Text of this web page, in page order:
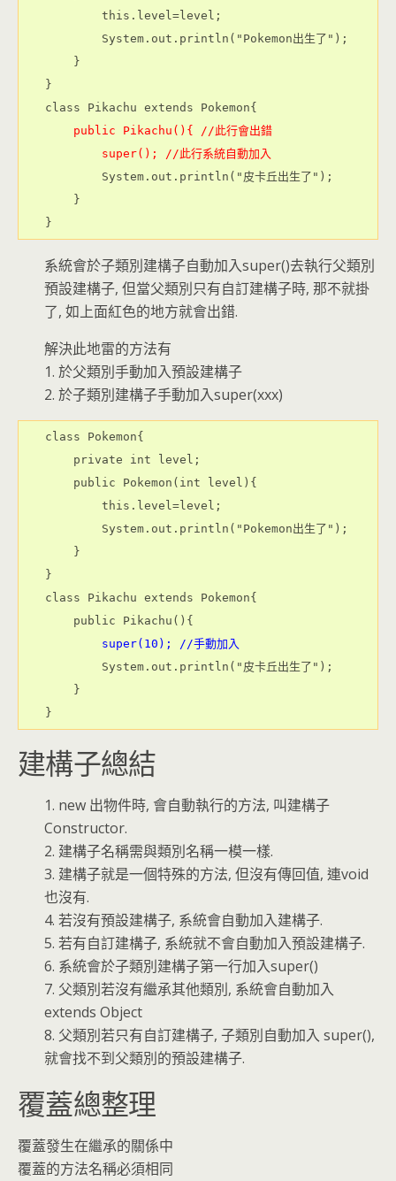
        this.level=level;
        System.out.println("Pokemon出生了");
    }
}
    public Pikachu(){ //此行會出錯
super(); //此行系統自動加入
        System.out.println("皮卡丘出生了");
    }
系統會於子類別建構子自動加入super()去執行父類別
預設建構子, 但當父類別只有自訂建構子時, 那不就掛
了, 如上面紅色的地方就會出錯.
解決此地雷的方法有
1. 於父類別手動加入預設建構子
2. 於子類別建構子手動加入super(xxx)
class Pokemon{
    private int level;
    public Pokemon(int level){
        this.level=level;
        System.out.println("Pokemon出生了");
    }
}
class Pikachu extends Pokemon{
    public Pikachu(){
super(10); //手動加入
        System.out.println("皮卡丘出生了");
    }
建構子總結
1. new 出物件時, 會自動執行的方法, 叫建構子
Constructor.
2. 建構子名稱需與類別名稱一模一樣.
3. 建構子就是一個特殊的方法, 但沒有傳回值, 連void
也沒有.
4. 若沒有預設建構子, 系統會自動加入建構子.
5. 若有自訂建構子, 系統就不會自動加入預設建構子.
6. 系統會於子類別建構子第一行加入super()
7. 父類別若沒有繼承其他類別, 系統會自動加入
extends Object
8. 父類別若只有自訂建構子, 子類別自動加入 super(),
就會找不到父類別的預設建構子.
覆蓋總整理
覆蓋發生在繼承的關係中
覆蓋的方法名稱必須相同